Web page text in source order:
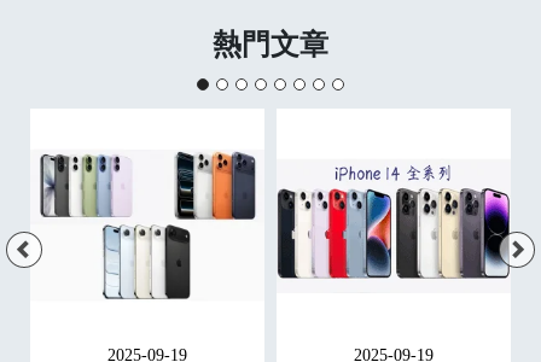
熱門文章
2025-09-19 2025-09-19